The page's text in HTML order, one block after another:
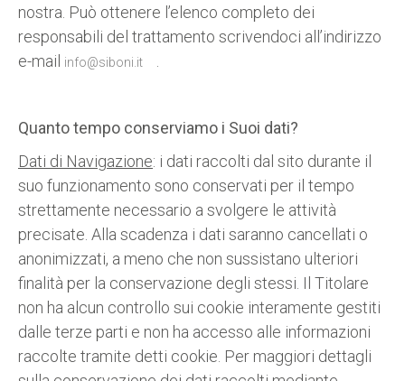
nostra. Può ottenere l’elenco completo dei
responsabili del trattamento scrivendoci all’indirizzo
e-mail info@siboni.it
Quanto tempo conserviamo i Suoi dati?
Dati di Navigazione: i dati raccolti dal sito durante il
suo funzionamento sono conservati per il tempo
strettamente necessario a svolgere le attività
precisate. Alla scadenza i dati saranno cancellati o
anonimizzati, a meno che non sussistano ulteriori
finalità per la conservazione degli stessi. Il Titolare
non ha alcun controllo sui cookie interamente gestiti
dalle terze parti e non ha accesso alle informazioni
raccolte tramite detti cookie. Per maggiori dettagli